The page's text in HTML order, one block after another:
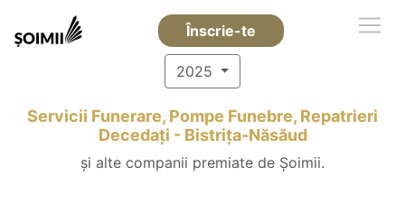
Înscrie-te
2025
Servicii Funerare, Pompe Funebre, Repatrieri
Decedați - Bistriţa-Năsăud
și alte companii premiate de Șoimii.